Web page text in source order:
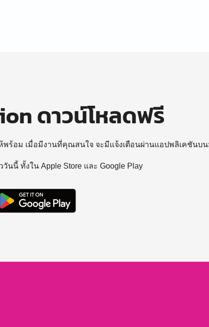
ดาวน์โหลดฟรี
พร้อม เมื่อมีงานที่คุณสนใจ จะมีแจ้งเตือนผ่านแอปพลิเคชันบ
นนี้ ทั้งใน Apple Store และ Google Play